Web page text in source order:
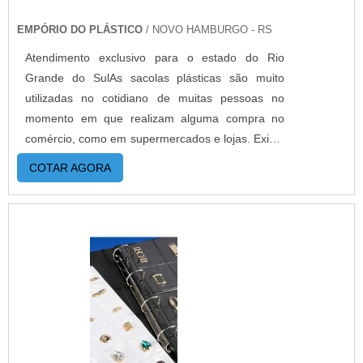
EMPÓRIO DO PLÁSTICO / NOVO HAMBURGO - RS
Atendimento exclusivo para o estado do Rio
Grande do SulAs sacolas plásticas são muito
utilizadas no cotidiano de muitas pessoas no
momento em que realizam alguma compra no
comércio, como em supermercados e lojas. Existe
uma variedade, como a sacola plástica alça
vazada, também conhecida como camiseta, que é
um dos tipos mais utilizados. MAIS DETALHES
praticidade e versatilidade desse tipo de sacos
são características fundamentais que fazem com
que as indústrias de embalagens as fabricam em
larga escala. A indústria dessas sacolas também
pode dispor desses produtos de forma
personalizada, o que depende da necessidade do
COTAR AGORA